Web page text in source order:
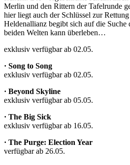
Merlin und den Rittern der Tafelrunde
hier liegt auch der Schlüssel zur
Heldenallianz begibt sich auf die Suche
beiden Welten kann überleben…
exklusiv verfügbar ab 02.05.
· Song to Song
exklusiv verfügbar ab 02.05.
· Beyond Skyline
exklusiv verfügbar ab 05.05.
· The Big Sick
exklusiv verfügbar ab 16.05.
· The Purge: Election Year
verfügbar ab 26.05.